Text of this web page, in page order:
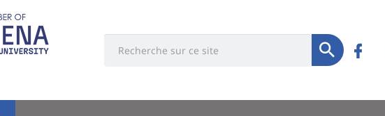
Université
Soumettre